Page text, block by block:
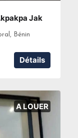
Jak
Bénin
Détails
A LOUER